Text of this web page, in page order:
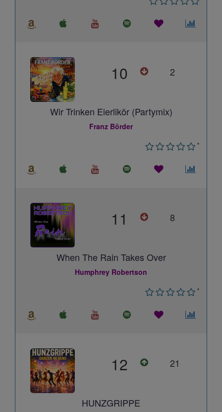
10 2
Wir Trinken Eierlikör (Partymix)
Franz Börder
*
11 8
When The Rain Takes Over
Humphrey Robertson
*
12 21
HUNZGRIPPE